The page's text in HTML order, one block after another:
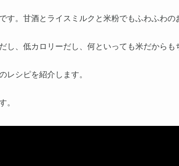
す。甘酒とライスミルクと米粉でもふわふわの
し、低カロリーだし、何といっても米だからも
レシピを紹介します。
。